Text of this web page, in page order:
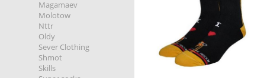
Magamaev
Molotow
Nttr
Oldy
Sever Clothing
Shmot
Skills